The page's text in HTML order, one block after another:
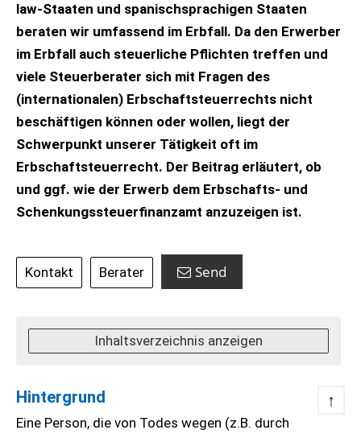
law-Staaten und spanischsprachigen Staaten
beraten wir umfassend im Erbfall. Da den Erwerber
im Erbfall auch steuerliche Pflichten treffen und
viele Steuerberater sich mit Fragen des
(internationalen) Erbschaftsteuerrechts nicht
beschäftigen können oder wollen, liegt der
Schwerpunkt unserer Tätigkeit oft im
Erbschaftsteuerrecht. Der Beitrag erläutert, ob
und ggf. wie der Erwerb dem Erbschafts- und
Schenkungssteuerfinanzamt anzuzeigen ist.
Kontakt Berater Send
Inhaltsverzeichnis anzeigen
Hintergrund ↑
Eine Person, die von Todes wegen (z.B. durch